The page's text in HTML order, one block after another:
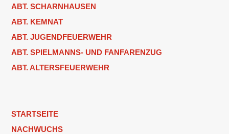
ABT. SCHARNHAUSEN
ABT. KEMNAT
ABT. JUGENDFEUERWEHR
ABT. SPIELMANNS- UND FANFARENZUG
ABT. ALTERSFEUERWEHR
STARTSEITE
NACHWUCHS